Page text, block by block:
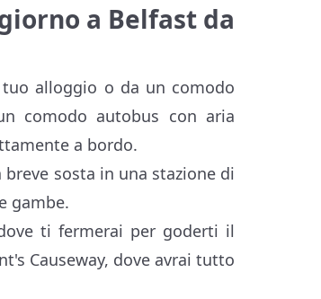
a Belfast da
alloggio o da un comodo
comodo autobus con aria
a bordo.
sosta in una stazione di
gambe.
ti fermerai per goderti il
Causeway, dove avrai tutto